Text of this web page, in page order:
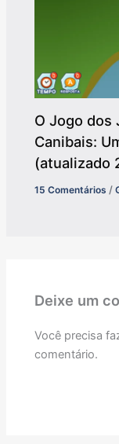
O Jogo dos
Canibais:
(atualizado
15 Comentários /
Deixe um
Você precisa
comentário.